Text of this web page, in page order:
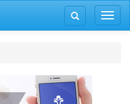
Växla
Växla
navigering